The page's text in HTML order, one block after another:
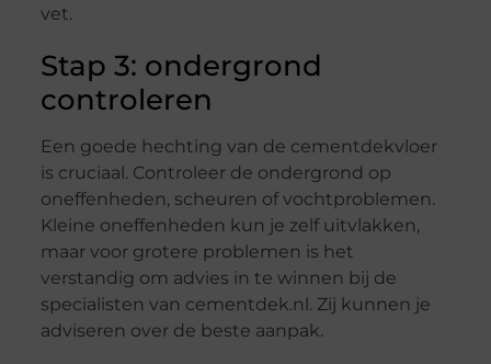
vet.
Stap 3: ondergrond
controleren
Een goede hechting van de cementdekvloer
is cruciaal. Controleer de ondergrond op
oneffenheden, scheuren of vochtproblemen.
Kleine oneffenheden kun je zelf uitvlakken,
maar voor grotere problemen is het
verstandig om advies in te winnen bij de
specialisten van cementdek.nl. Zij kunnen je
adviseren over de beste aanpak.